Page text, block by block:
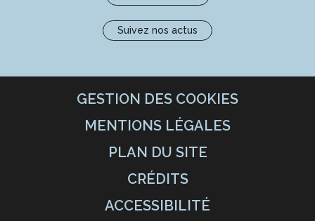
Suivez nos actus
GESTION DES COOKIES
MENTIONS LÉGALES
PLAN DU SITE
CRÉDITS
ACCESSIBILITÉ